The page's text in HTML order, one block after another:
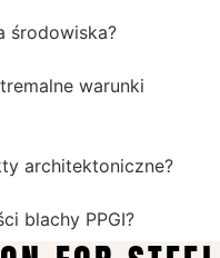
środowiska?
warunki
architektoniczne?
blachy PPGI?